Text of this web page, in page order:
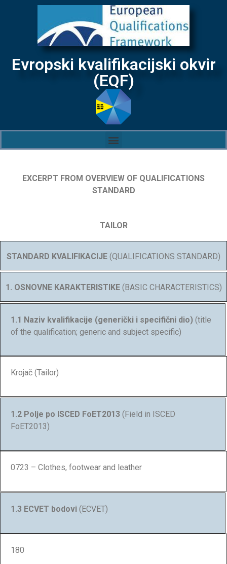
Evropski kvalifikacijski okvir
(EQF)
EXCERPT FROM OVERVIEW OF QUALIFICATIONS
STANDARD
TAILOR
STANDARD KVALIFIKACIJE (QUALIFICATIONS STANDARD)
1. OSNOVNE KARAKTERISTIKE(BASIC CHARACTERISTICS)
1.1 Naziv kvalifikacije (generički i specifični dio) (title
of the qualification; generic and subject specific)
Krojač (Tailor)
1.2 Polje po ISCED FoET2013 (Field in ISCED
FoET2013)
0723 – Clothes, footwear and leather
1.3 ECVET bodovi (ECVET)
180